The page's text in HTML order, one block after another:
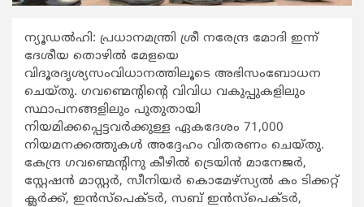
ന്യൂഡൽഹി: പ്രധാനമന്ത്രി ശ്രീ നരേന്ദ്ര മോദി ഇന്ന്
ദേശീയ തൊഴിൽ മേളയെ
വിദൂരദൃശ്യസംവിധാനത്തിലൂടെ അഭിസംബോധന
ചെയ്തു. ഗവണ്മെന്റിന്റെ വിവിധ വകുപ്പുകളിലും
സ്ഥാപനങ്ങളിലും പുതുതായി
നിയമിക്കപ്പെട്ടവർക്കുള്ള ഏകദേശം 71,000
നിയമനക്കത്തുകൾ അദ്ദേഹം വിതരണം ചെയ്തു.
കേന്ദ്ര ഗവണ്മെന്റിനു കീഴിൽ ട്രെയിൻ മാനേജർ,
സ്റ്റേഷൻ മാസ്റ്റർ, സീനിയർ കൊമേഴ്സ്യൽ കം ടിക്കറ്റ്
ക്ലർക്ക്, ഇൻസ്പെക്ടർ, സബ് ഇൻസ്പെക്ടർ,